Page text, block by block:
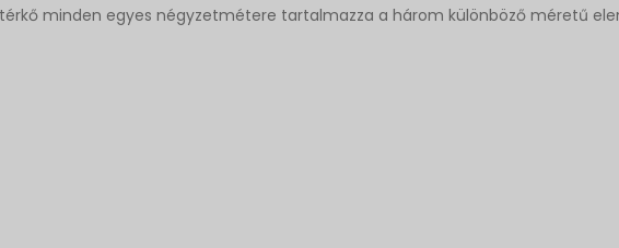
minden egyes négyzetmétere tartalmazza a három különböző méretű